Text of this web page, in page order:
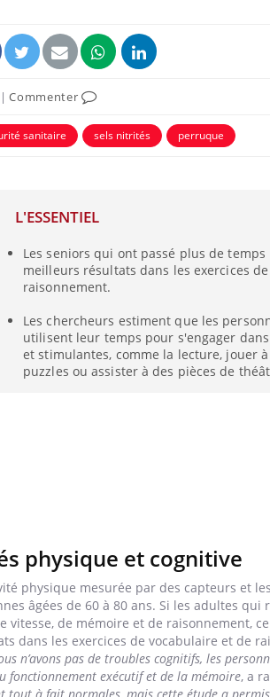
|Commenter
sanitaire sels nitrités perruque
L'ESSENTIEL
Les seniors qui ont passé plus de
meilleurs résultats dans les exercices
raisonnement.
Les chercheurs estiment que les
utilisent leur temps pour s'engager
et stimulantes, comme la lecture, jouer
puzzles ou assister à des pièces de
physique et cognitive
physique mesurée par des capteurs et
âgées de 60 à 80 ans. Si les adultes qui
de mémoire et de raisonnement,
dans les exercices de vocabulaire et de
n’avons pas de troubles cognitifs, les
fonctionnement exécutif et de la mémoire, a
tout à fait normales, mais cette étude a
brouillard mental ou
Les symptômes de la
osait en